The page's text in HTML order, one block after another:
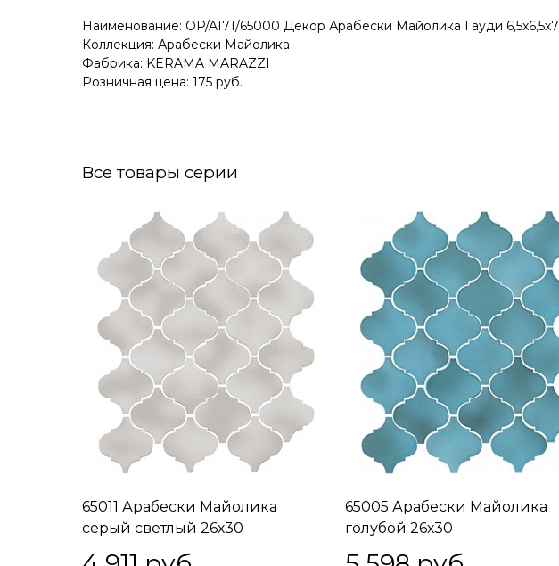
Наименование: OP/A171/65000 Декор Арабески Майолика Гауди 6,5х6,5х7
Коллекция: Арабески Майолика
Фабрика: KERAMA MARAZZI
Розничная цена: 175 руб.
Все товары серии
65011 Арабески Майолика
серый светлый 26х30
65005 Арабески Майолика
голубой 26х30